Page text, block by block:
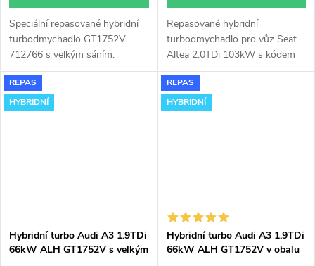
Speciální repasované hybridní
turbodmychadlo GT1752V
712766 s velkým sáním.
Vhodné zejména k
výkonnostním úpravám jako
např. chiptuning. Pro vůz Alfa
Repasované hybridní
turbodmychadlo pro vůz Seat
Altea 2.0TDi 103kW s kódem
motoru BMM (s filtrem pevných
částic).
REPAS
HYBRIDNÍ
Hybridní turbo Audi A3 1.9TDi
66kW ALH GT1752V s velkým
REPAS
HYBRIDNÍ
Hybridní turbo Audi A3 1.9TDi
66kW ALH GT1752V v obalu